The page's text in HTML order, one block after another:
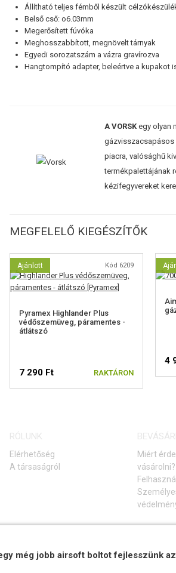
Állítható teljes fémből készült
Belső cső: o6.03mm
Megerősített fúvóka
Meghosszabbított, megnövelt tárnyak
Egyedi sorozatszám a vázra gravírozva
Hangtompító adapter, beleértve a kupakot
A VORSKegy olyan
gázvisszacsapásos
piacra, valósághű
termékpalettájának
kézifegyvereket
MEGFELELŐ KIEGÉSZÍTŐK
Ajánlott Kód 6209
Pyramex Highlander Plus
védőszemüveg, páramentes -
átlátszó
7 290 Ft RAKTÁRON
4
RÓLUNK
Elérhetőség
A társaságról
Miért
vásárolni?
még jobb airsoft boltot fejlesszünk